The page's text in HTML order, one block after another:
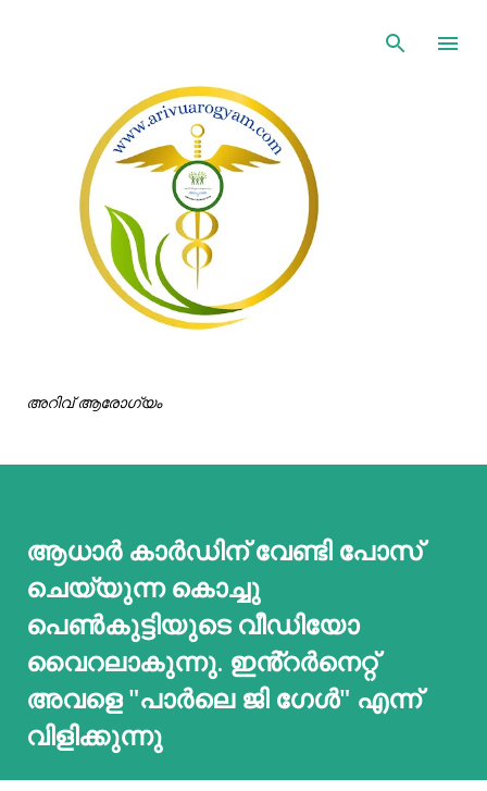
അറിവ് ആരോഗ്യം
ആധാർ കാർഡിന് വേണ്ടി പോസ്
ചെയ്യുന്ന കൊച്ചു
പെൺകുട്ടിയുടെ വീഡിയോ
വൈറലാകുന്നു. ഇൻ്റർനെറ്റ്
അവളെ "പാർലെ ജി ഗേൾ" എന്ന്
വിളിക്കുന്നു